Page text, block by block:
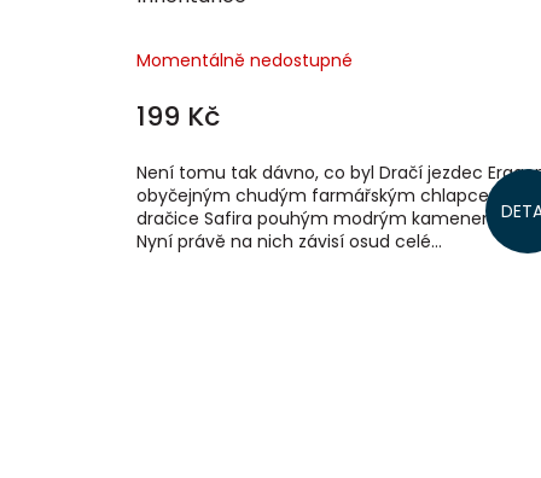
Momentálně nedostupné
199 Kč
Není tomu tak dávno, co byl Dračí jezdec
obyčejným chudým farmářským chlapcem a
dračice Safira pouhým modrým kamenem v
Nyní právě na nich závisí osud celé...